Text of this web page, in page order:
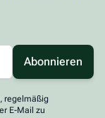
Abonnieren
regelmäßig
E-Mail zu